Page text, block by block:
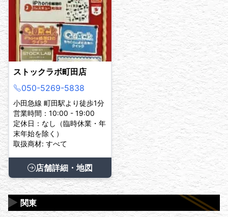
ストックラボ町田店
050-5269-5838
小田急線 町田駅より徒歩1分
営業時間：10:00 - 19:00
定休日：なし（臨時休業・年
末年始を除く）
取扱商材: すべて
店舗詳細・地図
関東
▶